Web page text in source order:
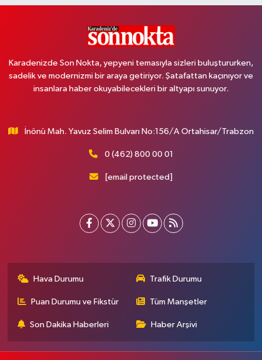
Karadenizde Son Nokta, yepyeni temasıyla sizleri buluştururken,
sadelik ve modernizmi bir araya getiriyor. Şatafattan kaçınıyor ve
insanlara haber okuyabilecekleri bir altyapı sunuyor.
İnönü Mah. Yavuz Selim Bulvarı No:156/A Ortahisar/Trabzon
0 (462) 800 00 01
[email protected]
Hava Durumu Trafik Durumu
Puan Durumu ve Fikstür Tüm Manşetler
Son Dakika Haberleri Haber Arşivi